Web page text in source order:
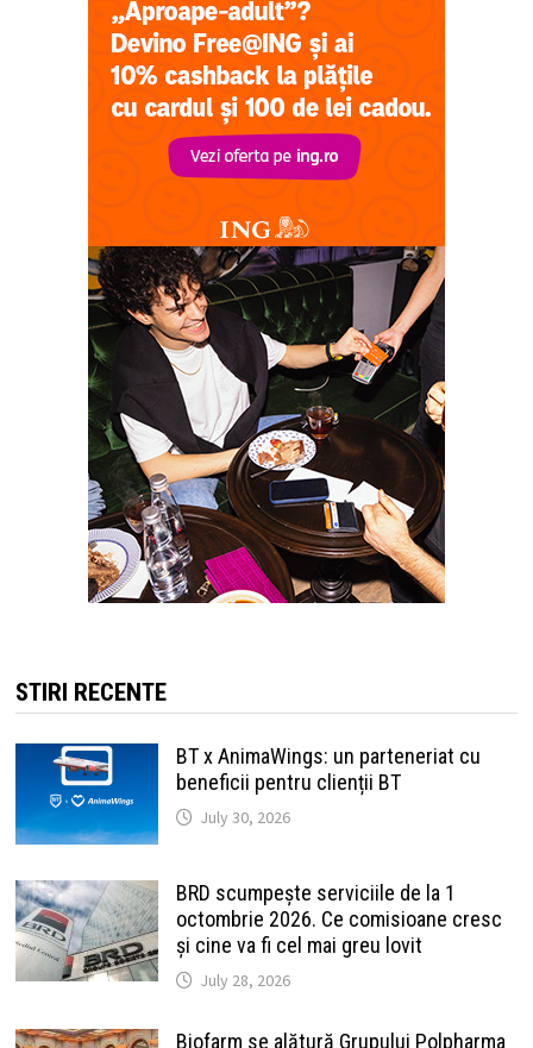
STIRI RECENTE
BT x AnimaWings: un parteneriat cu
beneficii pentru clienții BT
July 30, 2026
BRD scumpește serviciile de la 1
octombrie 2026. Ce comisioane cresc
și cine va fi cel mai greu lovit
July 28, 2026
Biofarm se alătură Grupului Polpharma